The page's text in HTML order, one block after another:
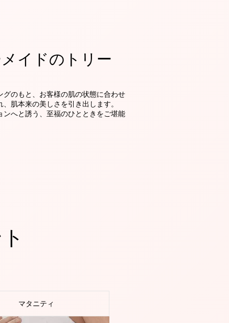
イドのトリー
グのもと、お客様の肌の状態に合わせ
肌本来の美しさを引き出します。
ンへと誘う、至福のひとときをご堪能
マタニティ